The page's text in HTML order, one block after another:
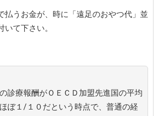
払うお金が、時に「遠足のおやつ代」並
て下さい。
診療報酬がＯＥＣＤ加盟先進国の平均
ぼ１/１０だという時点で、普通の経